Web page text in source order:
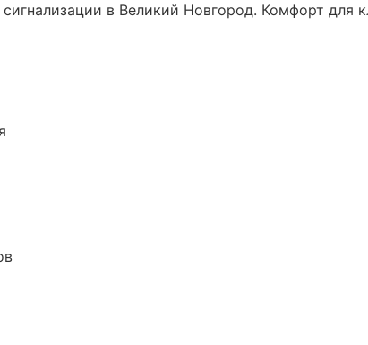
в Великий Новгород. Комфорт для